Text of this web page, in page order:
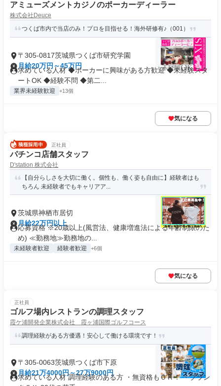
アミューズメントカジノのポーカーディーラー
株式会社Deuce
つくば市内で当店のみ！プロを目指せる！海外研修有♪（001）
〒305-0817茨城県つくば市研究学園
月給20万円～45万円
求めている人材 ◆ポーカーに興味がある方歓迎 ◆未経験スタ
ートOK ◆経験不問 ◆第二...
業界未経験歓迎 +13個
気になる
正社員
パチンコ店舗スタッフ
D'station 株式会社
【自分らしさを大切に働く。個性も、働く姿も自由に】経験者はも
ちろん 未経験者でもキャリアア...
茨城県神栖市居切
月給22万円以上
応募資格 ※20歳以上(風営法、健康増進法による年齢制限のた
め) ≪勤務地≫勤務地の...
未経験者歓迎 経験者歓迎 +6個
気になる
正社員
ゴルフ場内レストランの調理スタッフ
霞ケ浦開発企業株式会社 霞ヶ浦国際ゴルフコース
調理経験がある方優遇！安心して働ける環境です！
〒305-0063茨城県つくば市下原
月給21万4000円～27万9000円
求めている人材 調理経験のある方 ・無資格もＯＫ！ ・ブラン